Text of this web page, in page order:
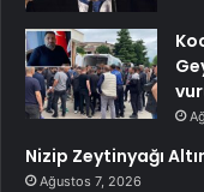
Nizip Zeytinyağı
Ağustos 7, 2026